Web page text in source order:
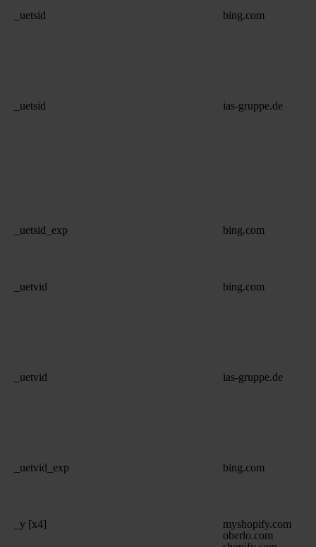
_uetsid bing.com
_uetsid ias-gruppe.de
_uetsid_exp bing.com
_uetvid bing.com
_uetvid ias-gruppe.de
_uetvid_exp bing.com
_y [x4]
myshopify.com
oberlo.com